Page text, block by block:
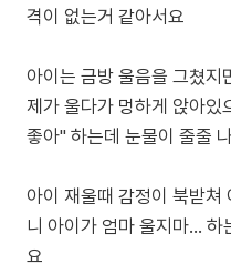
격이 없는거 같아서요
아이는 금방 울음을 그쳤지
제가 울다가 멍하게 앉아있
좋아" 하는데 눈물이 줄줄
아이 재울때 감정이 북받쳐
니 아이가 엄마 울지마... 하
요